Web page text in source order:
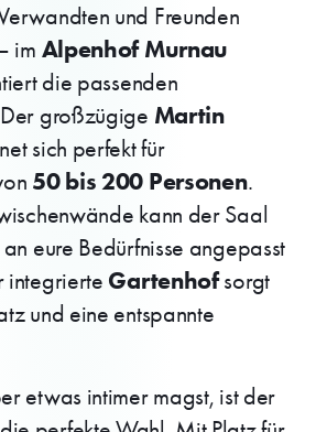
und Freunden
im Alpenhof Murnau
die passenden
großzügige Martin
sich perfekt für
50 bis 200 Personen.
kann der Saal
eure Bedürfnisse angepasst
integrierte Gartenhofsorgt
und eine entspannte
etwas intimer magst, ist der